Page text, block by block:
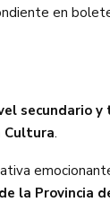
en
secundario
Cultura.
la Provincia